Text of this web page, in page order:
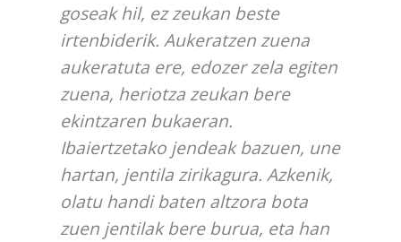
goseak hil, ez zeukan beste
irtenbiderik. Aukeratzen zuena
aukeratuta ere, edozer zela egiten
zuena, heriotza zeukan bere
ekintzaren bukaeran.
Ibaiertzetako jendeak bazuen, une
hartan, jentila zirikagura. Azkenik,
olatu handi baten altzora bota
zuen jentilak bere burua, eta han